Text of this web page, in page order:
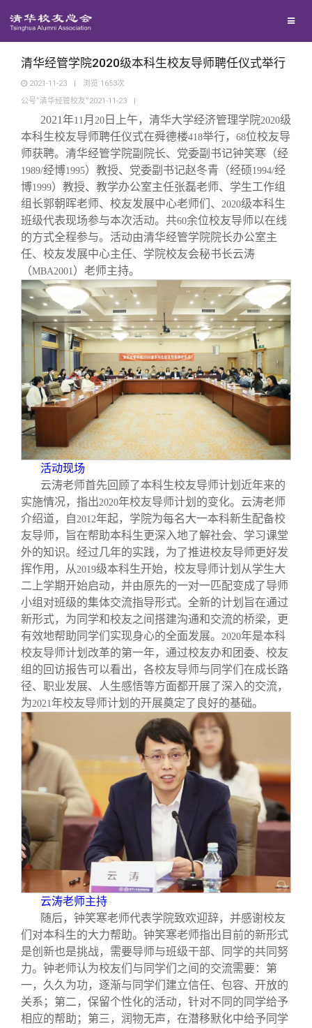
地区联络
年级联络
院系校友工作
专业委员会
兴趣群体
西南联大校友会
回馈母校
捐赠项目
捐赠新闻
捐赠纪事
捐赠方法
义工计划
媒体平台
《清华校友通讯》
《水木清华》
我要订阅
新媒体平台
百年清华
清华人物
清华故事
青春风采
校友文苑
校友讲坛
校友视界
校友服务
终身学习
信息化服务
三创大赛
实用信息
校友总会
总会简介
会长致辞
总会章程
理事会名单
制度法规
联系我们
关闭
清华经管学院2020级本科生校友导师聘任仪式举行
2021-11-23 | 浏览 1653次
公号“清华经管校友”2021-11-23
|
2021年11 月 20 日上午，清华大学经济管理学院2020级
本科生校友导师聘任仪式在舜德楼418举行， 68位校友导
师获聘。清华经管学院副院长、党委副书记钟笑寒（经
1989/经博1995）教授、党委副书记赵冬青（经硕1994/经
博1999）教授、教学办公室主任张磊老师、学生工作组
组长郭朝晖老师、校友发展中心老师们、 2020级本科生
班级代表现场参与本次活动。共60余位校友导师以在线
的方式全程参与。活动由清华经管学院院长办公室主
任、校友发展中心主任、学院校友会秘书长云涛
（MBA2001）老师主持。
活动现场
云涛老师首先回顾了本科生校友导师计划近年来的
实施情况，指出2020年校友导师计划的变化。云涛老师
介绍道，自2012年起，学院为每名大一本科新生配备校
友导师，旨在帮助本科生更深入地了解社会、学习课堂
外的知识。经过几年的实践，为了推进校友导师更好发
挥作用，从2019级本科生开始，校友导师计划从学生大
二上学期开始启动，并由原先的一对一匹配变成了导师
小组对班级的集体交流指导形式。全新的计划旨在通过
新形式，为同学和校友之间搭建沟通和交流的桥梁，更
有效地帮助同学们实现身心的全面发展。 2020年是本科
校友导师计划改革的第一年，通过校友办和团委、校友
组的回访报告可以看出，各校友导师与同学们在成长路
径、职业发展、人生感悟等方面都开展了深入的交流，
为2021年校友导师计划的开展奠定了良好的基础。
云涛老师主持
随后，钟笑寒老师代表学院致欢迎辞，并感谢校友
们对本科生的大力帮助。钟笑寒老师指出目前的新形式
是创新也是挑战，需要导师与班级干部、同学的共同努
力。钟老师认为校友们与同学们之间的交流需要：第
一，久久为功，逐渐与同学们建立信任、包容、开放的
关系；第二，保留个性化的活动，针对不同的同学给予
相应的帮助；第三，润物无声，在潜移默化中给予同学